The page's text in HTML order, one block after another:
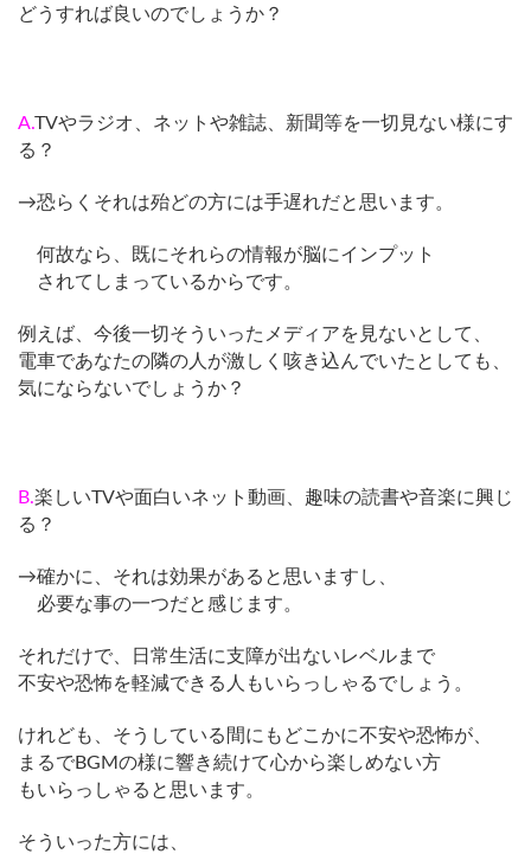
どうすれば良いのでしょうか？
A.TVやラジオ、ネットや雑誌、新聞等を一切見ない様にす
る？
→恐らくそれは殆どの方には手遅れだと思います。
何故なら、既にそれらの情報が脳にインプット
されてしまっているからです。
例えば、今後一切そういったメディアを見ないとして、
電車であなたの隣の人が激しく咳き込んでいたとしても、
気にならないでしょうか？
B.楽しいTVや面白いネット動画、趣味の読書や音楽に興じ
る？
→確かに、それは効果があると思いますし、
必要な事の一つだと感じます。
それだけで、日常生活に支障が出ないレベルまで
不安や恐怖を軽減できる人もいらっしゃるでしょう。
けれども、そうしている間にもどこかに不安や恐怖が、
まるでBGMの様に響き続けて心から楽しめない方
もいらっしゃると思います。
そういった方には、